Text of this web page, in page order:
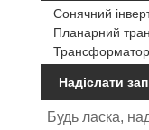
Сонячний
Планарний
Надіслати
Будь ласка,